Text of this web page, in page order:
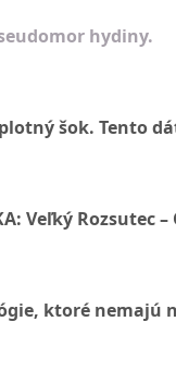
hydiny.
šok. Tento
Veľký Rozsutec
ktoré nemajú